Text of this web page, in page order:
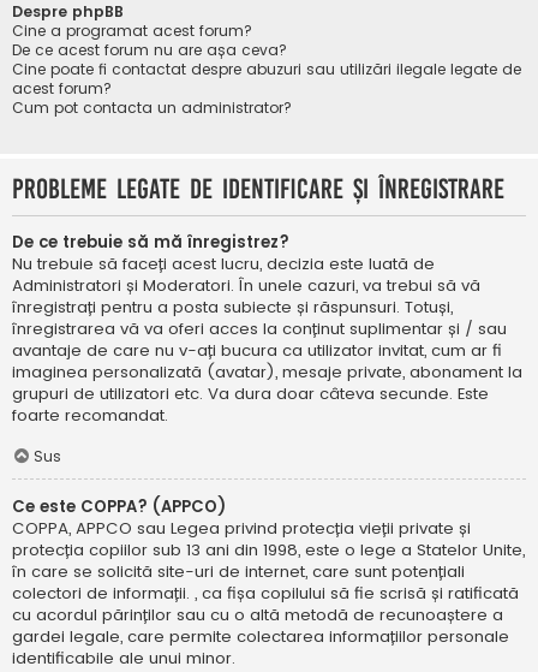
Despre phpBB
Cine a programat acest forum?
De ce acest forum nu are așa ceva?
Cine poate fi contactat despre abuzuri sau utilizări ilegale legate de
acest forum?
Cum pot contacta un administrator?
Probleme legate de identificare și înregistrare
De ce trebuie să mă înregistrez?
Nu trebuie să faceți acest lucru, decizia este luată de
Administratori și Moderatori. În unele cazuri, va trebui să vă
înregistrați pentru a posta subiecte și răspunsuri. Totuși,
înregistrarea vă va oferi acces la conținut suplimentar și / sau
avantaje de care nu v-ați bucura ca utilizator invitat, cum ar fi
imaginea personalizată (avatar), mesaje private, abonament la
grupuri de utilizatori etc. Va dura doar câteva secunde. Este
foarte recomandat.
Sus
Ce este COPPA? (APPCO)
COPPA, APPCO sau Legea privind protecția vieții private și
protecția copiilor sub 13 ani din 1998, este o lege a Statelor Unite,
în care se solicită site-uri de internet, care sunt potențiali
colectori de informații. , ca fișa copilului să fie scrisă și ratificată
cu acordul părinților sau cu o altă metodă de recunoaștere a
gardei legale, care permite colectarea informațiilor personale
identificabile ale unui minor.